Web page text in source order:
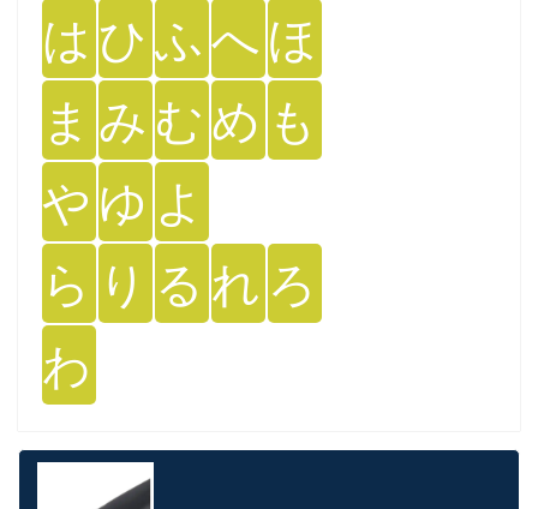
は ひふへほ
ま み むめ も
や ゆ よ
ら り る れ ろ
わ